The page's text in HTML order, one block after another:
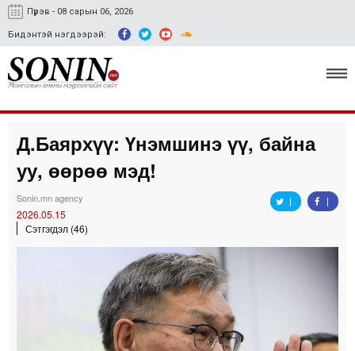
Пүрэв - 08 сарын 06, 2026
Бидэнтэй нэгдээрэй:
Улс төр, эдийн засаг
Гэмт хэрэг
Спорт
Easy news
Д.Баярхүү: Үнэмшинэ үү, байна
уу, өөрөө мэд!
Sonin.mn agency
2026.05.15
Сэтгэгдэл (46)